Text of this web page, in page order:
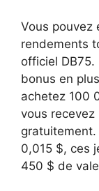
Vous pouvez
rendements
officiel
bonus en
achetez 100
vous
0,015 $, ces
450 $ de